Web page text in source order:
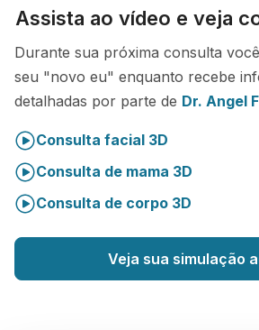
Assista ao vídeo e veja
Durante sua próxima consulta
seu "novo eu" enquanto recebe
detalhadas por parte de Dr. Angel
Consulta facial 3D
Consulta de mama 3D
Consulta de corpo 3D
Veja sua simulação